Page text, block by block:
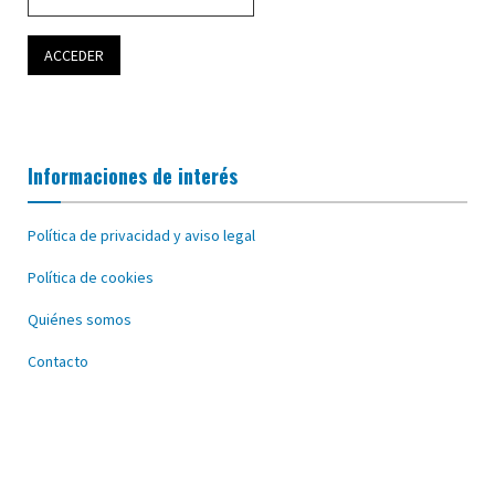
Informaciones de interés
Política de privacidad y aviso legal
Política de cookies
Quiénes somos
Contacto